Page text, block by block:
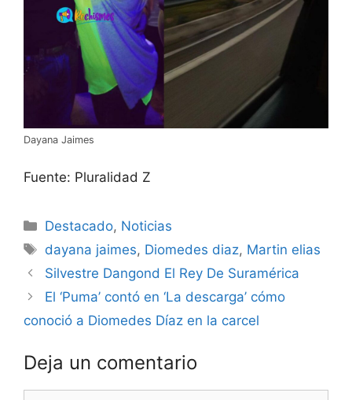
Dayana Jaimes
Fuente: Pluralidad Z
Destacado, Noticias
dayana jaimes, Diomedes diaz, Martin elias
Silvestre Dangond El Rey De Suramérica
El ‘Puma’ contó en ‘La descarga’ cómo
conoció a Diomedes Díaz en la carcel
Deja un comentario